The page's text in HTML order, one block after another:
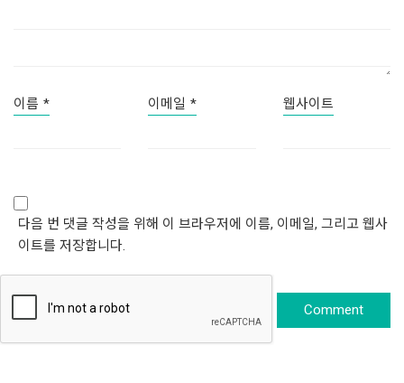
이름 * 이메일 * 웹사이트
다음 번 댓글 작성을 위해 이 브라우저에 이름, 이메일, 그리고 웹사
이트를 저장합니다.